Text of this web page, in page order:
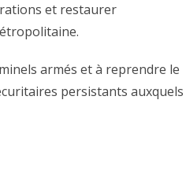
et restaurer
armés et à reprendre le
persistants auxquels